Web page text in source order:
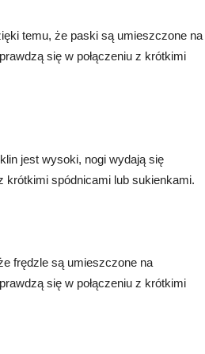
temu, że paski są umieszczone na
się w połączeniu z krótkimi
jest wysoki, nogi wydają się
krótkimi spódnicami lub sukienkami.
frędzle są umieszczone na
się w połączeniu z krótkimi